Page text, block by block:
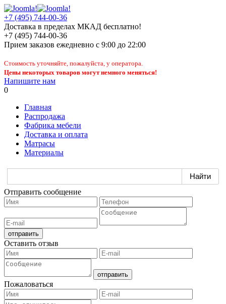
+7 (495) 744-00-36
Доставка в пределах МКАД бесплатно!
+7 (495) 744-00-36
Прием заказов ежедневно с 9:00 до 22:00
Стоимость уточняйте, пожалуйста, у оператора.
Цены некоторых товаров могут немного меняться!
Напишите нам
0
Главная
Распродажа
Фабрика мебели
Доставка и оплата
Матрасы
Материалы
Отправить сообщение
Оставить отзыв
Пожаловаться